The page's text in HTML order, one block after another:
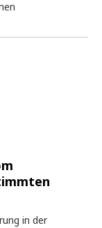
in der